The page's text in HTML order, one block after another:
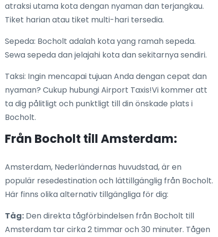
atraksi utama kota dengan nyaman dan terjangkau.
Tiket harian atau tiket multi-hari tersedia.
Sepeda: Bocholt adalah kota yang ramah sepeda.
Sewa sepeda dan jelajahi kota dan sekitarnya sendiri.
Taksi: Ingin mencapai tujuan Anda dengan cepat dan
nyaman? Cukup hubungi Airport Taxis!Vi kommer att
ta dig pålitligt och punktligt till din önskade plats i
Bocholt.
Från Bocholt till Amsterdam:
Amsterdam, Nederländernas huvudstad, är en
populär resedestination och lättillgänglig från Bocholt.
Här finns olika alternativ tillgängliga för dig:
Tåg: Den direkta tågförbindelsen från Bocholt till
Amsterdam tar cirka 2 timmar och 30 minuter. Tågen